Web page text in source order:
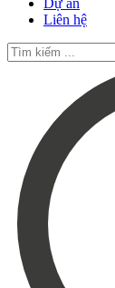
Liên hệ